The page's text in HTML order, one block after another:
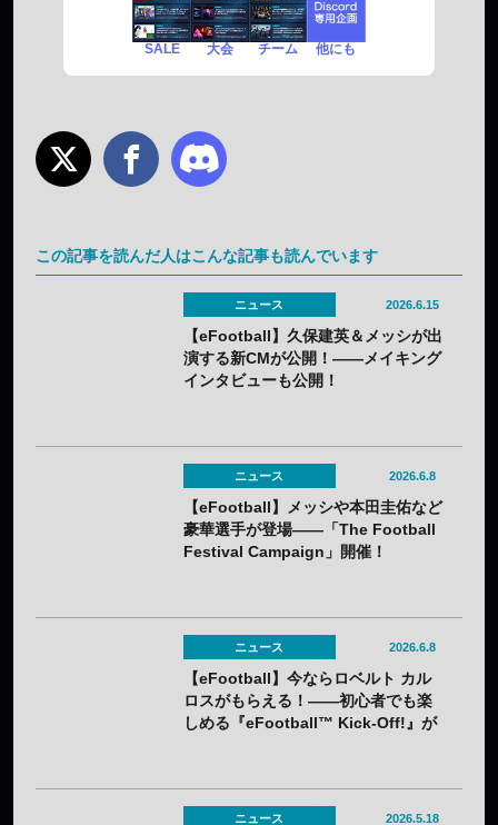
SALE 大会 チーム 他にも
この記事を読んだ人はこんな記事も読んでいます
ニュース 2026.6.15
【eFootball】久保建英＆メッシが出
演する新CMが公開！——メイキング
インタビューも公開！
ニュース 2026.6.8
【eFootball】メッシや本田圭佑など
豪華選手が登場――「The Football
Festival Campaign」開催！
ニュース 2026.6.8
【eFootball】今ならロベルト カル
ロスがもらえる！――初心者でも楽
しめる『eFootball™ Kick-Off!』が
ニュース 2026.5.18